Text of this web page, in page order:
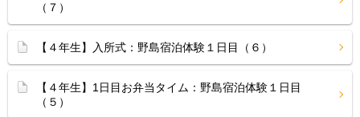
（７）
【４年生】入所式：野島宿泊体験１日目（６）
【４年生】1日目お弁当タイム：野島宿泊体験１日目
（５）